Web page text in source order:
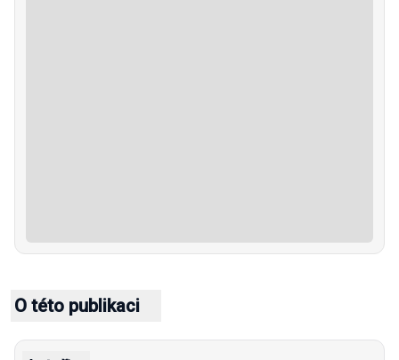
O této publikaci